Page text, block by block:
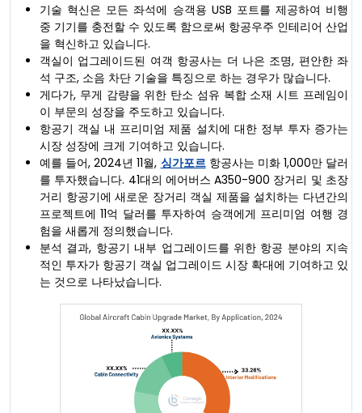
기술 혁신은 모든 좌석에 승객용 USB 포트를 제공하여 비행
중 기기를 충전할 수 있도록 함으로써 항공우주 인테리어 산업
을 혁신하고 있습니다.
객실이 업그레이드된 여객 항공사는 더 나은 조명, 편안한 좌
석 구조, 소음 차단 기술을 특징으로 하는 경우가 많습니다.
게다가, 무게 감량을 위한 탄소 섬유 복합 소재 시트 프레임이
이 부문의 성장을 주도하고 있습니다.
항공기 객실 내 프리미엄 제품 설치에 대한 정부 투자 증가는
시장 성장에 크게 기여하고 있습니다.
예를 들어, 2024년 11월, 싱가포르항공사는 미화 1,000만 달러
를 투자했습니다. 41대의 에어버스 A350-900 장거리 및 초장
거리 항공기에 새로운 장거리 객실 제품을 설치하는 다년간의
프로젝트에 11억 달러를 투자하여 승객에게 프리미엄 여행 경
험을 새롭게 정의했습니다.
분석 결과, 항공기 내부 업그레이드를 위한 항공 분야의 지속
적인 투자가 항공기 객실 업그레이드 시장 확대에 기여하고 있
는 것으로 나타났습니다.